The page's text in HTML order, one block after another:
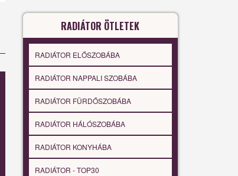
RADIÁTOR ÖTLETEK
RADIÁTOR ELŐSZOBÁBA
RADIÁTOR NAPPALI SZOBÁBA
RADIÁTOR FÜRDŐSZOBÁBA
RADIÁTOR HÁLÓSZOBÁBA
RADIÁTOR KONYHÁBA
RADIÁTOR - TOP30